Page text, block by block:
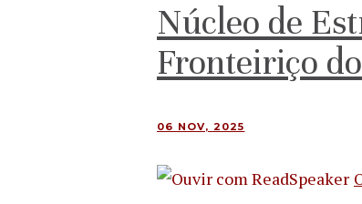
Núcleo de
Fronteiriço
06 NOV, 2025